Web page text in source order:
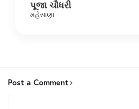
પૂજા ચૌધરી
મહેસાણા
Post a Comment